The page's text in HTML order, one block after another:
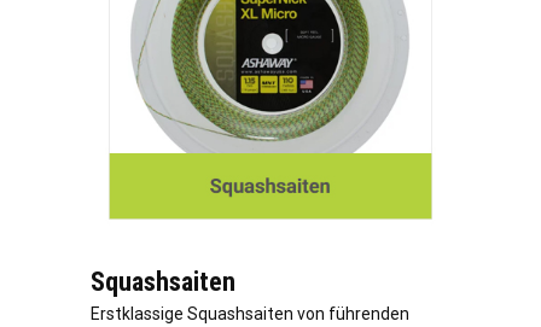
Squashsaiten
Erstklassige Squashsaiten von führenden